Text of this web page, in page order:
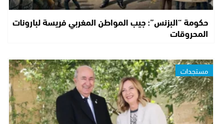
حكومة “البزنس”: جيب المواطن المغربي فريسة لبارونات
المحروقات
مستجدات